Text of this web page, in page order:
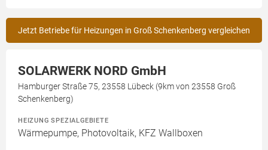
Jetzt Betriebe für Heizungen in Groß Schenkenberg vergleichen
SOLARWERK NORD GmbH
Hamburger Straße 75, 23558 Lübeck (9km von 23558 Groß
Schenkenberg)
HEIZUNG SPEZIALGEBIETE
Wärmepumpe, Photovoltaik, KFZ Wallboxen